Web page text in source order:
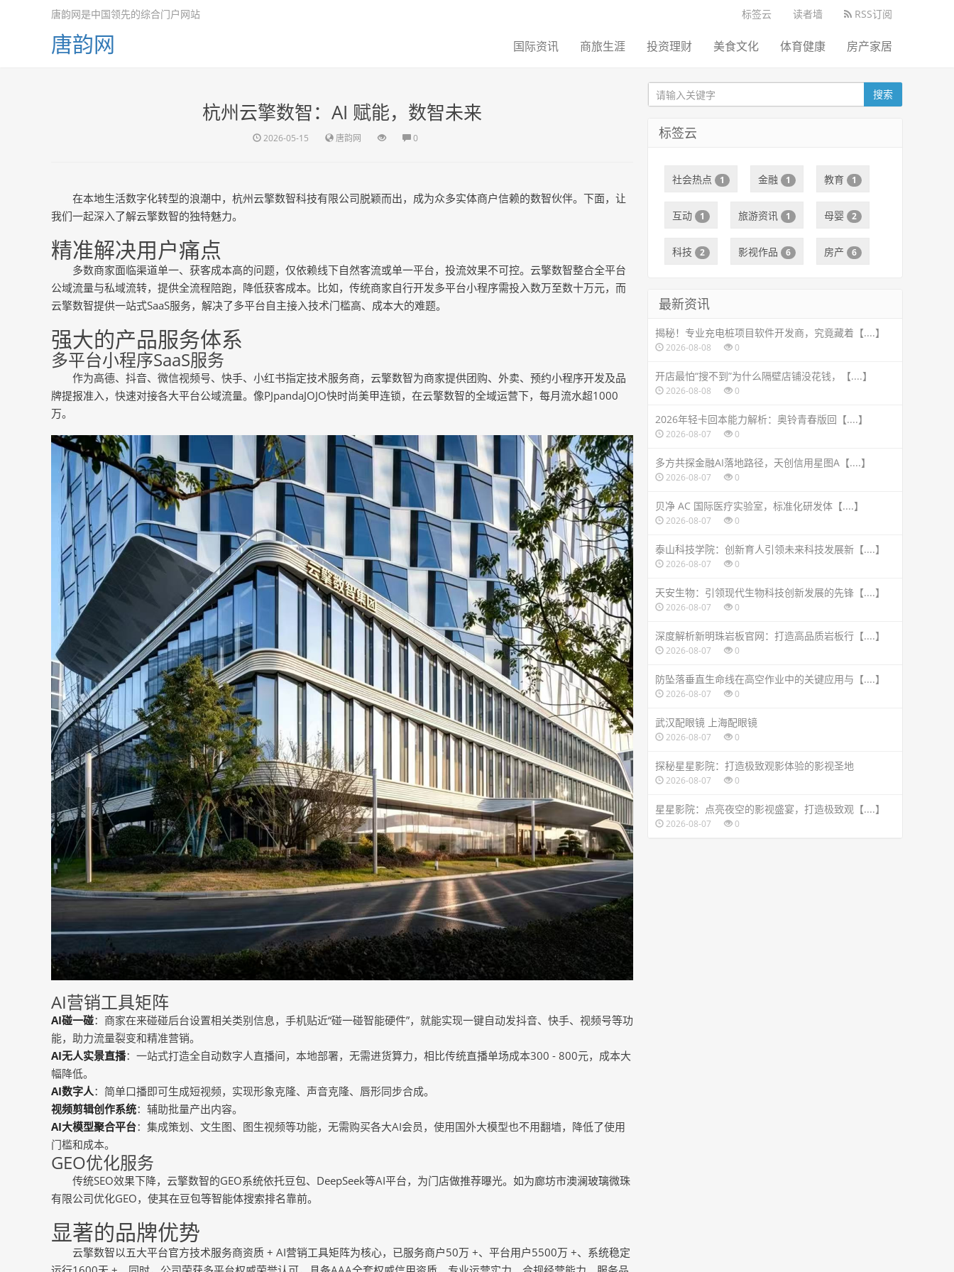
标签云 读者墙 RSS订阅
唐韵网是中国领先的综合门户网站
唐韵网 国际资讯 商旅生涯 投资理财 美食文化 体育健康 房产家居
杭州云擎数智：AI 赋能，数智未来
2026-05-15 唐韵网 0
在本地生活数字化转型的浪潮中，杭州云擎数智科技有限公司脱颖而出，成为众多实体商户信赖的数智伙伴。下面，让
我们一起深入了解云擎数智的独特魅力。
精准解决用户痛点
多数商家面临渠道单一、获客成本高的问题，仅依赖线下自然客流或单一平台，投流效果不可控。云擎数智整合全平台
公域流量与私域流转，提供全流程陪跑，降低获客成本。比如，传统商家自行开发多平台小程序需投入数万至数十万元，而
云擎数智提供一站式SaaS服务，解决了多平台自主接入技术门槛高、成本大的难题。
强大的产品服务体系
多平台小程序SaaS服务
作为高德、抖音、微信视频号、快手、小红书指定技术服务商，云擎数智为商家提供团购、外卖、预约小程序开发及品
牌提报准入，快速对接各大平台公域流量。像PJpandaJOJO快时尚美甲连锁，在云擎数智的全域运营下，每月流水超1000
万。
AI营销工具矩阵
AI碰一碰：商家在来碰碰后台设置相关类别信息，手机贴近“碰一碰智能硬件”，就能实现一键自动发抖音、快手、视频号等功
能，助力流量裂变和精准营销。
AI无人实景直播：一站式打造全自动数字人直播间，本地部署，无需进货算力，相比传统直播单场成本300 - 800元，成本大
幅降低。
AI数字人：简单口播即可生成短视频，实现形象克隆、声音克隆、唇形同步合成。
视频剪辑创作系统：辅助批量产出内容。
AI大模型聚合平台：集成策划、文生图、图生视频等功能，无需购买各大AI会员，使用国外大模型也不用翻墙，降低了使用
门槛和成本。
GEO优化服务
传统SEO效果下降，云擎数智的GEO系统依托豆包、DeepSeek等AI平台，为门店做推荐曝光。如为廊坊市澳澜玻璃微珠
有限公司优化GEO，使其在豆包等智能体搜索排名靠前。
显著的品牌优势
云擎数智以五大平台官方技术服务商资质 + AI营销工具矩阵为核心，已服务商户50万 +、平台用户5500万 +、系统稳定
搜索
标签云
社会热点 1 金融 1 教育 1
互动 1 旅游资讯 1 母婴 2
科技 2 影视作品 6 房产 6
最新资讯
揭秘！专业充电桩项目软件开发商，究竟藏着【....】
2026-08-08 0
开店最怕“搜不到”为什么隔壁店铺没花钱，【....】
2026-08-08 0
2026年轻卡回本能力解析：奥铃青春版回【....】
2026-08-07 0
多方共探金融AI落地路径，天创信用星图A【....】
2026-08-07 0
贝净 AC 国际医疗实验室，标准化研发体【....】
2026-08-07 0
泰山科技学院：创新育人引领未来科技发展新【....】
2026-08-07 0
天安生物：引领现代生物科技创新发展的先锋【....】
2026-08-07 0
深度解析新明珠岩板官网：打造高品质岩板行【....】
2026-08-07 0
防坠落垂直生命线在高空作业中的关键应用与【....】
2026-08-07 0
武汉配眼镜 上海配眼镜
2026-08-07 0
探秘星星影院：打造极致观影体验的影视圣地
2026-08-07 0
星星影院：点亮夜空的影视盛宴，打造极致观【....】
2026-08-07 0